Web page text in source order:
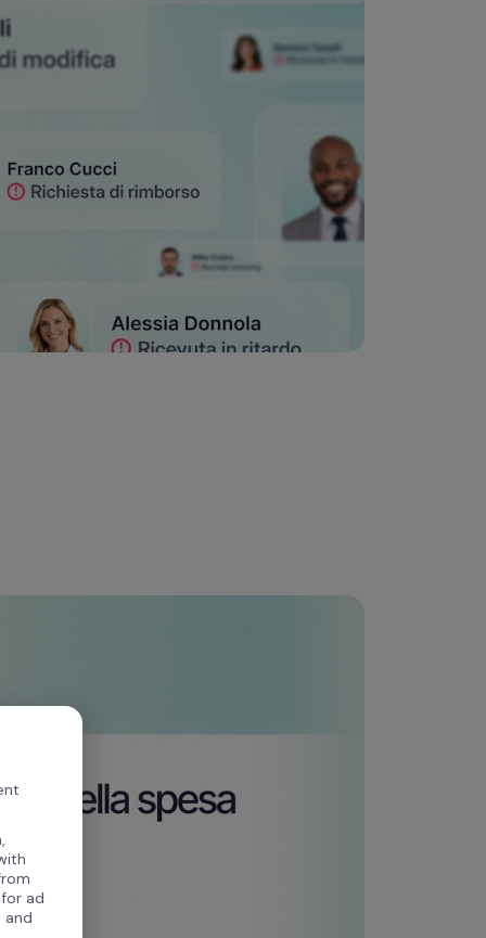
ad
and